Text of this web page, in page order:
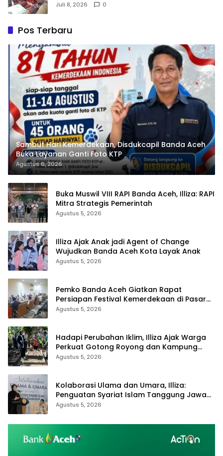
Juli 8, 2026 0
Pos Terbaru
Sambut Hari Kemerdekaan, Disdukcapil Banda Aceh
Buka Layanan Ganti Foto KTP
Agustus 6, 2026
Buka Muswil VIII RAPI Banda Aceh, Illiza: RAPI
Mitra Strategis Pemerintah
Agustus 5, 2026
Illiza Ajak Anak jadi Agent of Change
Wujudkan Banda Aceh Kota Layak Anak
Agustus 5, 2026
Pemko Banda Aceh Giatkan Rapat
Persiapan Festival Kemerdekaan di Pasar
Atjeh
Agustus 5, 2026
Hadapi Perubahan Iklim, Illiza Ajak Warga
Perkuat Gotong Royong dan Kampung
Proklim
Agustus 5, 2026
Kolaborasi Ulama dan Umara, Illiza:
Penguatan Syariat Islam Tanggung Jawab
Bersama
Agustus 5, 2026